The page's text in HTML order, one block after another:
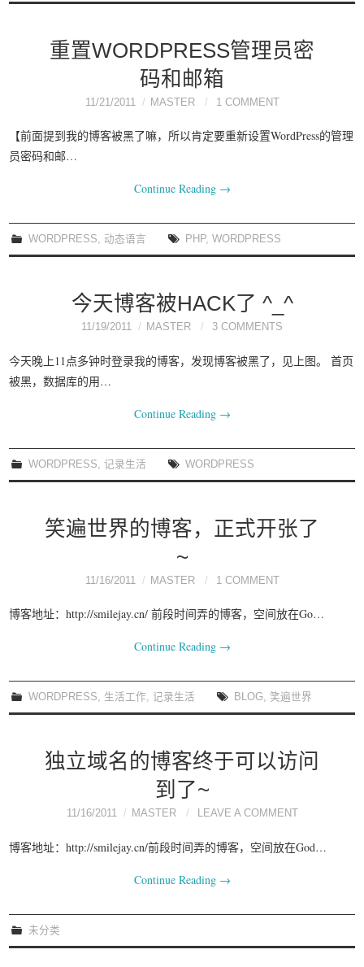
重置WORDPRESS管理员密
码和邮箱
11/21/2011 MASTER 1 COMMENT
【前面提到我的博客被黑了嘛，所以肯定要重新设置WordPress的管理
员密码和邮…
Continue Reading →
WORDPRESS,动态语言 PHP,WORDPRESS
今天博客被HACK了 ^_^
11/19/2011 MASTER 3 COMMENTS
今天晚上11点多钟时登录我的博客，发现博客被黑了，见上图。 首页
被黑，数据库的用…
Continue Reading →
WORDPRESS ,记录生活 WORDPRESS
笑遍世界的博客，正式开张了
~
11/16/2011 MASTER 1 COMMENT
博客地址：http://smilejay.cn/ 前段时间弄的博客，空间放在Go…
Continue Reading →
WORDPRESS, 生活工作,记录生活 BLOG,笑遍世界
独立域名的博客终于可以访问
到了~
11/16/2011 MASTER LEAVE A COMMENT
博客地址：http://smilejay.cn/前段时间弄的博客，空间放在God…
Continue Reading →
未分类